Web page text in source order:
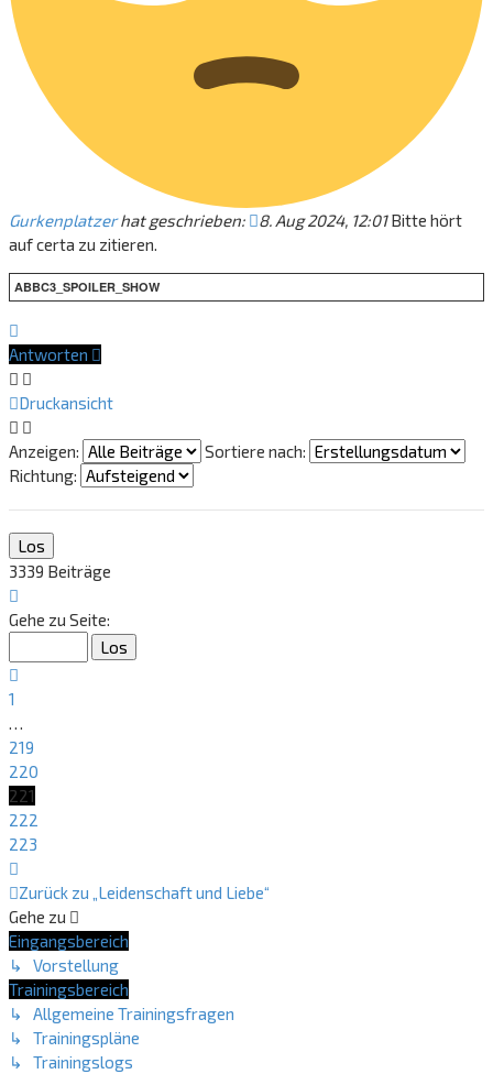
Gurkenplatzerhat geschrieben: 8. Aug 2024, 12:01Bitte hört
auf certa zu zitieren.
ABBC3_SPOILER_SHOW
oben
Antworten
Druckansicht
Anzeigen:
Sortiere nach:
Richtung:
3339 Beiträge
221
223
Gehe zu Seite:
1
…
219
220
221
222
223
Zurück zu „Leidenschaft und Liebe“
Gehe zu
Eingangsbereich
↳ Vorstellung
Trainingsbereich
↳ Allgemeine Trainingsfragen
↳ Trainingspläne
↳ Trainingslogs